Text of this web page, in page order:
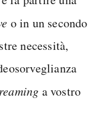
o in un secondo
necessità,
a vostro